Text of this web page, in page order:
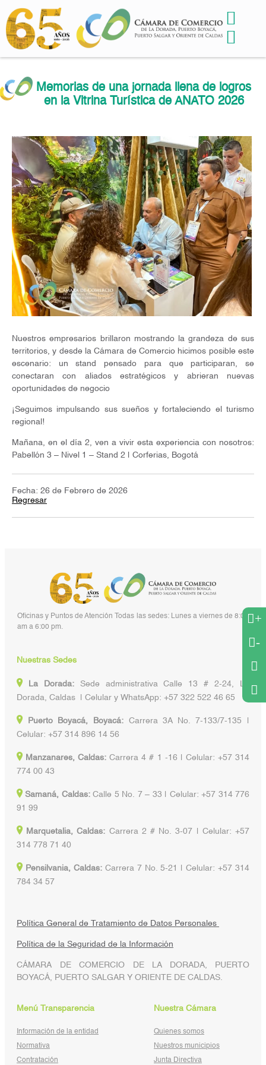
Memorias de una jornada llena de logros
en la Vitrina Turística de ANATO 2026
Nuestros empresarios brillaron mostrando la grandeza de sus
territorios, y desde la Cámara de Comercio hicimos posible este
escenario: un stand pensado para que participaran, se
conectaran con aliados estratégicos y abrieran nuevas
oportunidades de negocio
¡Seguimos impulsando sus sueños y fortaleciendo el turismo
regional!
Mañana, en el día 2, ven a vivir esta experiencia con nosotros:
Pabellón 3 – Nivel 1 – Stand 2 | Corferias, Bogotá
Fecha: 26 de Febrero de 2026
Regresar
+
-
Oficinas y Puntos de Atención Todas las sedes: Lunes a viernes de 8:00
am a 6:00 pm.
Nuestras Sedes
La Dorada:Sede administrativa Calle 13 # 2-24, La
Dorada, Caldas | Celular y WhatsApp: +57 322 522 46 65
Puerto Boyacá, Boyacá:Carrera 3A No. 7-133/7-135 |
Celular: +57 314 896 14 56
Manzanares, Caldas: Carrera 4 # 1 -16 | Celular: +57 314
774 00 43
Samaná, Caldas:Calle 5 No. 7 – 33 | Celular: +57 314 776
91 99
Marquetalia, Caldas: Carrera 2 # No. 3-07 | Celular: +57
314 778 71 40
Pensilvania, Caldas:Carrera 7 No. 5-21 | Celular: +57 314
784 34 57
Política General de Tratamiento de Datos Personales
Política de la Seguridad de la Información
CÁMARA DE COMERCIO DE LA DORADA, PUERTO
BOYACÁ, PUERTO SALGAR Y ORIENTE DE CALDAS.
Menú Transparencia
Información de la entidad
Normativa
Contratación
Nuestra Cámara
Quienes somos
Nuestros municipios
Junta Directiva